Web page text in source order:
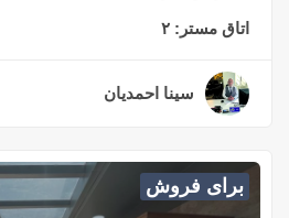
اتاق مستر: ۲
سینا احمدیان
برای فروش